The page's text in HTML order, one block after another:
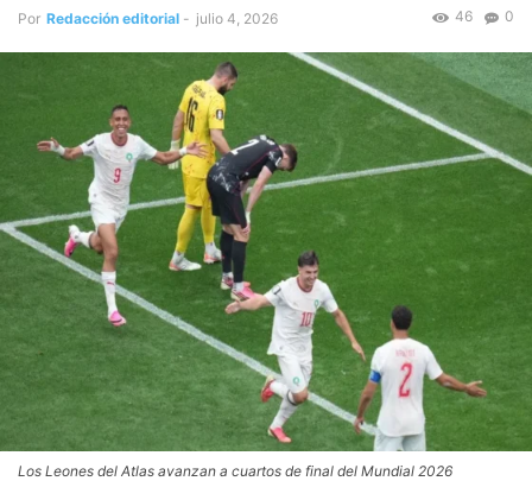
Por Redacción editorial - julio 4, 2026 0
46
Los Leones del Atlas avanzan a cuartos de final del Mundial 2026